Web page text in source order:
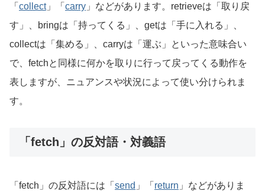
「 collect」「 carry 」などがあります。retrieveは「取り戻
す」、bringは「持ってくる」、getは「手に入れる」、
collectは「集める」、carryは「運ぶ」といった意味合い
で、fetchと同様に何かを取りに行って戻ってくる動作を
表しますが、ニュアンスや状況によって使い分けられま
す。
「fetch」の反対語・対義語
「fetch」の反対語には「 send 」「 return 」などがありま